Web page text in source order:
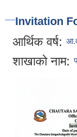
Invitation
आर्थिक वर्ष:
शाखाको नाम: